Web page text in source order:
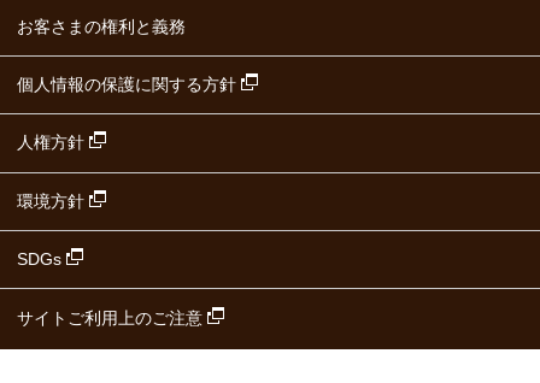
お客さまの権利と義務
個人情報の保護に関する方針
人権方針
環境方針
SDGs
サイトご利用上のご注意